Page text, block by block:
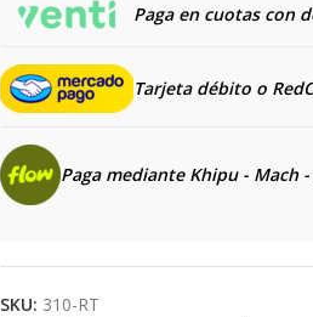
Paga en cuotas con
Tarjeta débito o
Paga mediante Khipu - Mach
SKU: 310-RT